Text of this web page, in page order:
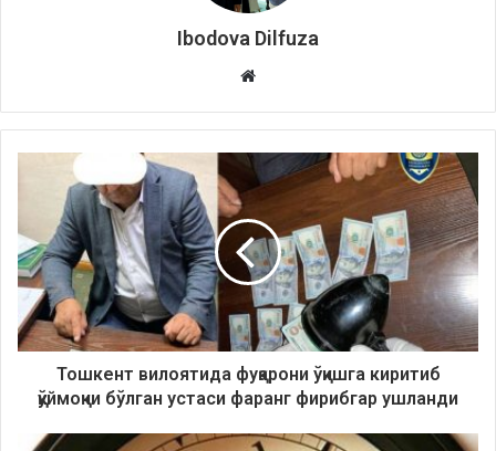
Ibodova Dilfuza
Website
Тошкент вилоятида фуқарони ўқишга киритиб
қўймоқчи бўлган устаси фаранг фирибгар ушланди